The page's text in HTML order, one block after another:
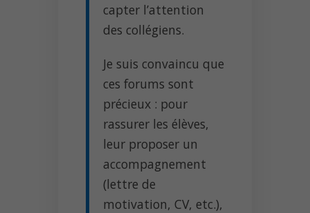
capter l’attention
des collégiens.
Je suis convaincu que
ces forums sont
précieux : pour
rassurer les élèves,
leur proposer un
accompagnement
(lettre de
motivation, CV, etc.),